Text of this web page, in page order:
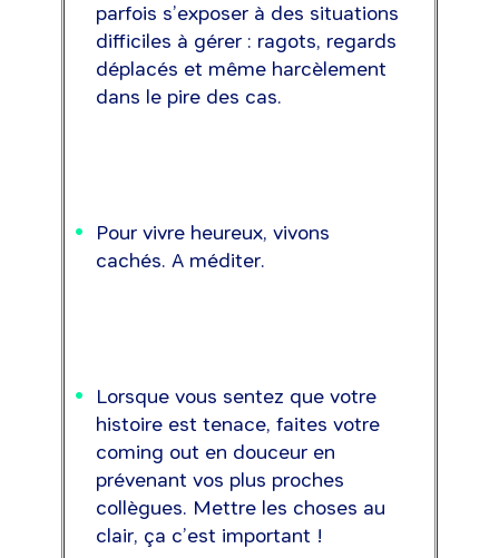
parfois s’exposer à des situations
difficiles à gérer : ragots, regards
déplacés et même harcèlement
dans le pire des cas.
Pour vivre heureux, vivons
cachés. A méditer.
Lorsque vous sentez que votre
histoire est tenace, faites votre
coming out en douceur en
prévenant vos plus proches
collègues. Mettre les choses au
clair, ça c’est important !